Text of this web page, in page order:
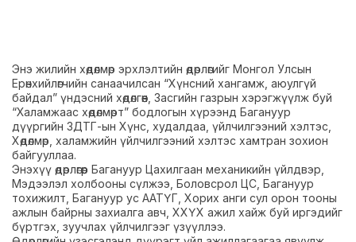
Энэ жилийн хөдөлмөр эрхлэлтийн өдөрлөгийг Монгол Улсын
Ерөнхийлөгчийн санаачилсан “Хүнсний хангамж, аюулгүй
байдал” үндэсний хөдөлгөөн, Засгийн газрын хэрэгжүүлж буй
“Халамжаас хөдөлмөрт” бодлогын хүрээнд Багануур
дүүргийн ЗДТГ-ын Хүнс, худалдаа, үйлчилгээний хэлтэс,
Хөдөлмөр, халамжийн үйлчилгээний хэлтэс хамтран зохион
байгууллаа.
Энэхүү өдөрлөгөөр Багануур Цахилгаан механикийн үйлдвэр,
Мэдээлэл холбооны сүлжээ, Боловсрол ЦС, Багануур
тохижилт, Багануур ус ААТҮГ, Хорих анги сул орон тооны
ажлын байрны захиалга авч, ХХҮХ ажил хайж буй иргэдийг
бүртгэх, зуучлах үйлчилгээг үзүүллээ.